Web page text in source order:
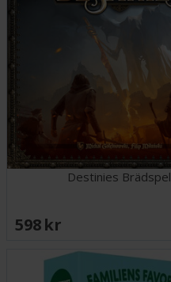
Destinies Brädspel
598 SEK